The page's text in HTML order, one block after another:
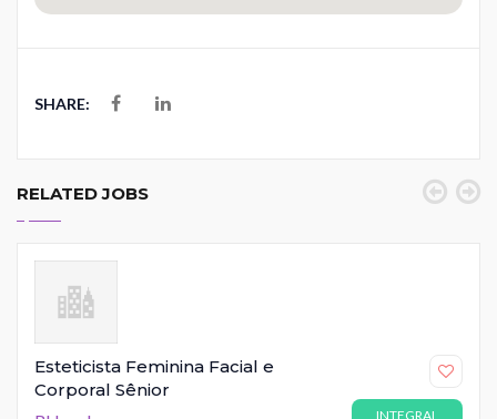
SHARE:
RELATED JOBS
Esteticista Feminina Facial e
Corporal Sênior
INTEGRAL